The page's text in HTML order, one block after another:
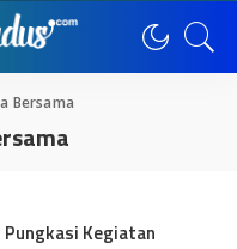
Bersama
Pungkasi Kegiatan